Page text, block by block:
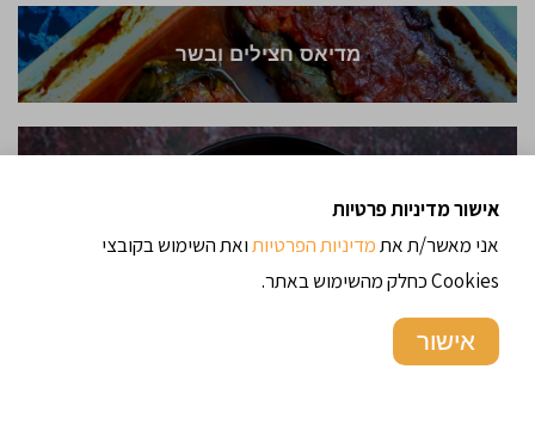
מדיאס חצילים ובשר
אישור מדיניות פרטיות
אני מאשר/ת אתמדיניות הפרטיותואת השימוש בקובצי
Cookies כחלק מהשימוש באתר.
אישור